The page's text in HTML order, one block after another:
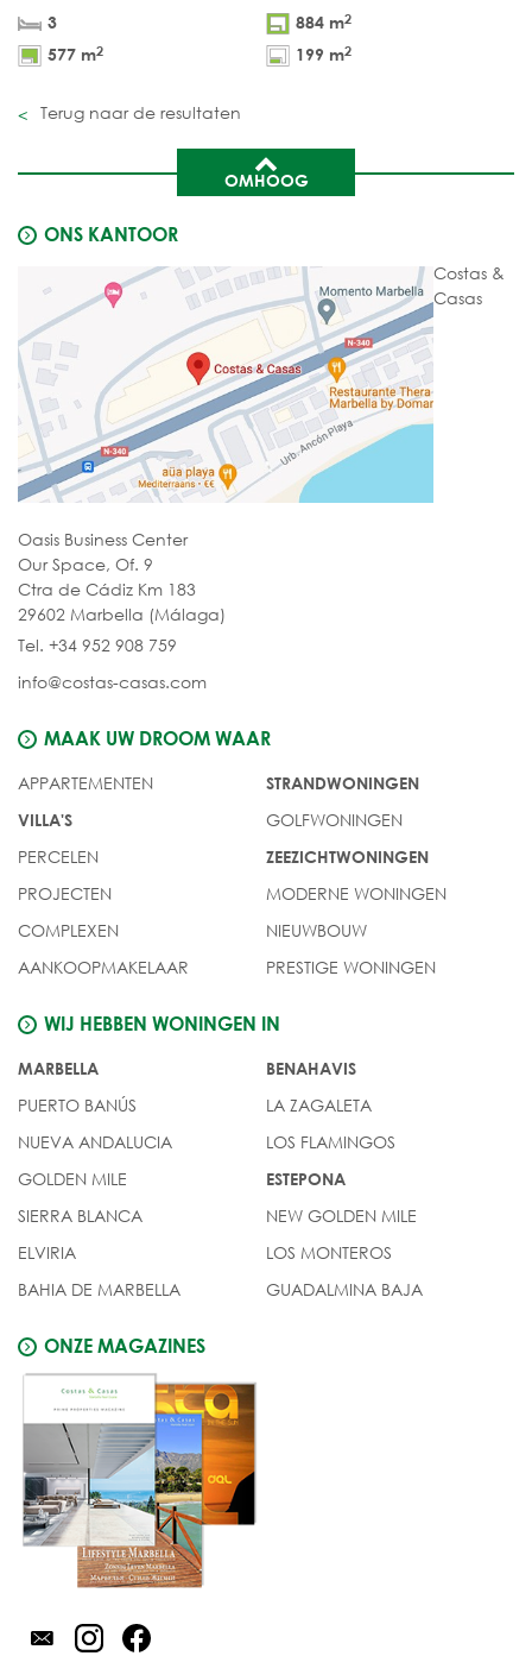
3
884 m2
577 m2 199 m2
Terug naar de resultaten
OMHOOG
ONS KANTOOR
Costas &
Casas
Oasis Business Center
Our Space, Of. 9
Ctra de Cádiz Km 183
29602 Marbella (Málaga)
Tel. +34 952 908 759
info@costas-casas.com
MAAK UW DROOM WAAR
APPARTEMENTEN
VILLA'S
PERCELEN
PROJECTEN
COMPLEXEN
AANKOOPMAKELAAR
STRANDWONINGEN
GOLFWONINGEN
ZEEZICHTWONINGEN
MODERNE WONINGEN
NIEUWBOUW
PRESTIGE WONINGEN
WIJ HEBBEN WONINGEN IN
MARBELLA
PUERTO BANÚS
NUEVA ANDALUCIA
GOLDEN MILE
SIERRA BLANCA
ELVIRIA
BAHIA DE MARBELLA
BENAHAVIS
LA ZAGALETA
LOS FLAMINGOS
ESTEPONA
NEW GOLDEN MILE
LOS MONTEROS
GUADALMINA BAJA
ONZE MAGAZINES